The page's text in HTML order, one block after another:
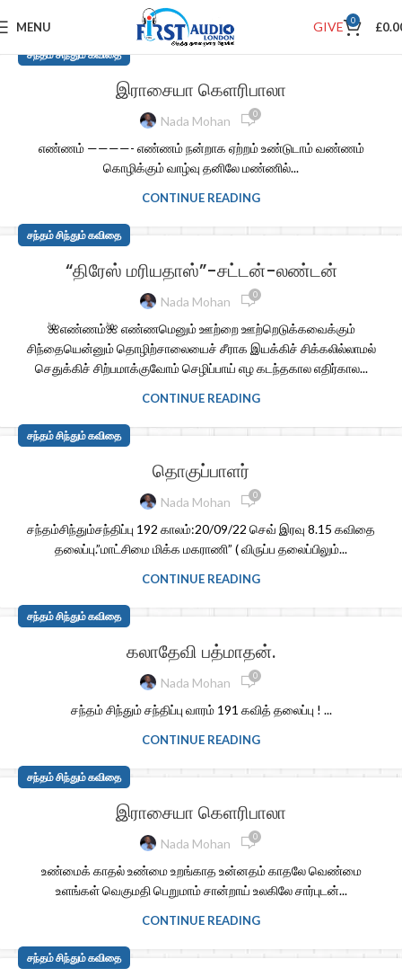
MENU GIVE 0 £
சந்தம் சிந்தும் கவிதை
இராசையா கெளரிபாலா
Nada Mohan 0
எண்ணம் ————- எண்ணம் நன்றாக ஏற்றம் உண்டுடாம் வண்ணம்
கொழிக்கும் வாழ்வு தனிலே மண்ணில்...
CONTINUE READING
சந்தம் சிந்தும் கவிதை
“திரேஸ் மரியதாஸ்”-சட்டன்-லண்டன்
Nada Mohan 0
🌺எண்ணம்🌺 எண்ணமெனும் ஊற்றை ஊற்றெடுக்கவைக்கும்
சிந்தையென்னும் தொழிற்சாலையைச் சீராக இயக்கிச் சிக்கலில்லாமல்
செதுக்கிச் சிற்பமாக்குவோம் செழிப்பாய் எழ கடந்தகால எதிர்கால...
CONTINUE READING
சந்தம் சிந்தும் கவிதை
தொகுப்பாளர்
Nada Mohan 0
சந்தம்சிந்தும்சந்திப்பு 192 காலம்:20/09/22 செவ் இரவு 8.15 கவிதை
தலைப்பு.”மாட்சிமை மிக்க மகராணி” ( விருப்ப தலைப்பிலும்...
CONTINUE READING
சந்தம் சிந்தும் கவிதை
கலாதேவி பத்மாதன்.
Nada Mohan 0
சந்தம் சிந்தும் சந்திப்பு வாரம் 191 கவித் தலைப்பு ! ...
CONTINUE READING
சந்தம் சிந்தும் கவிதை
இராசையா கெளரிபாலா
Nada Mohan 0
உண்மைக் காதல் உண்மை உறங்காத உன்னதம் காதலே வெண்மை
உளங்கள் வெகுமதி பெறுமாம் சான்றாய் உலகிலே சார்புடன்...
CONTINUE READING
சந்தம் சிந்தும் கவிதை